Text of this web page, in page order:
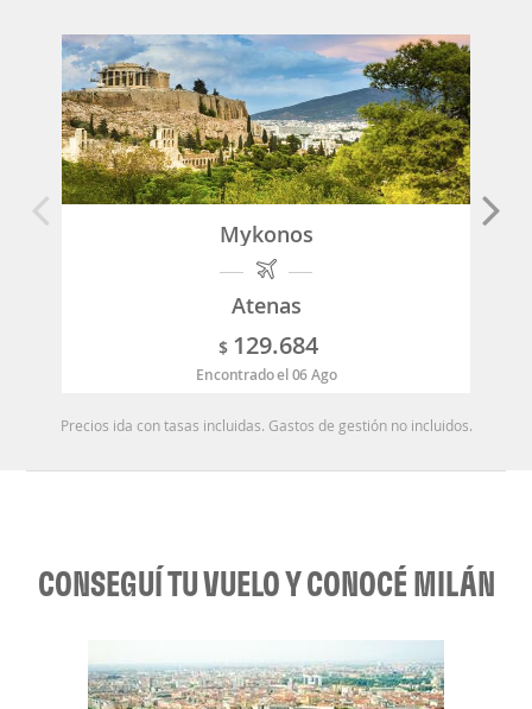
Mykonos
Atenas
$ 129.684
Encontrado el 06 Ago
Precios ida con tasas incluidas. Gastos de gestión no incluidos.
CONSEGUÍ TU VUELO Y CONOCÉ MILÁN